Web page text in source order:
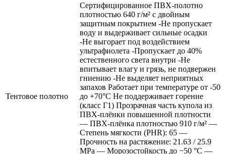
Тентовое полотно
Сертифицированное ПВХ-полотно
плотностью 640 г/м² с двойным
защитным покрытием -Не пропускает
воду и выдерживает сильные осадки
-Не выгорает под воздействием
ультрафиолета -Пропускает до 40%
естественного света внутри -Не
впитывает влагу и грязь, не подвержен
гниению -Не выделяет неприятных
запахов Работает при температуре от -50
до +70°C Не поддерживает горение
(класс Г1) Прозрачная часть купола из
ПВХ-плёнки повышенной плотности
— ПВХ-плёнка плотностью 910 г/м² —
Степень мягкости (PHR): 65 —
Прочность на растяжение: 21.63 / 25.9
MPa — Морозостойкость до −50 °C —